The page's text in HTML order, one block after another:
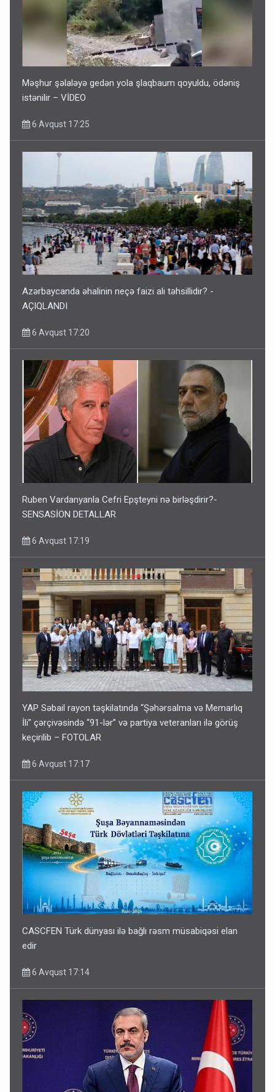
Məşhur şəlaləyə gedən yola şlaqbaum qoyuldu, ödəniş
istənilir – VİDEO
6 Avqust 17:25
Azərbaycanda əhalinin neçə faizi ali təhsillidir? -
AÇIQLANDI
6 Avqust 17:20
Ruben Vardanyanla Cefri Epşteyni nə birləşdirir?-
SENSASİON DETALLAR
6 Avqust 17:19
YAP Səbail rayon təşkilatında “Şəhərsalma və Memarlıq
İli” çərçivəsində “91-lər” və partiya veteranları ilə görüş
keçirilib – FOTOLAR
6 Avqust 17:17
CASCFEN Türk dünyası ilə bağlı rəsm müsabiqəsi elan
edir
6 Avqust 17:14